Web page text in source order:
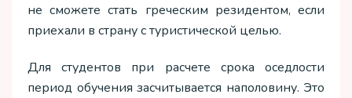
не сможете стать греческим резидентом, если
приехали в страну с туристической целью.
Для студентов при расчете срока оседлости
период обучения засчитывается наполовину. Это